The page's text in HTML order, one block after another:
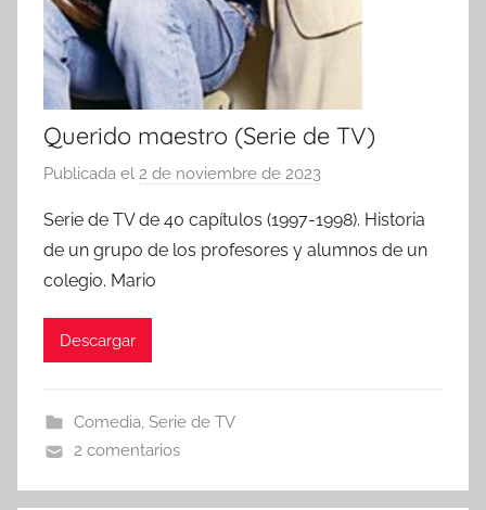
Querido maestro (Serie de TV)
Publicada el 2 de noviembre de 2023
r
Serie de TV de 40 capítulos (1997-1998). Historia
de un grupo de los profesores y alumnos de un
colegio. Mario
Descargar
Comedia, Serie de TV
2 comentarios